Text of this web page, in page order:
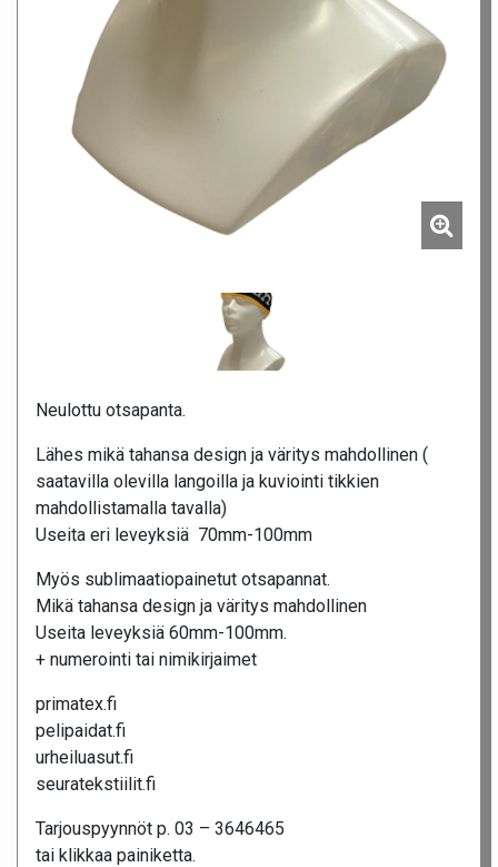
Neulottu otsapanta.
Lähes mikä tahansa design ja väritys mahdollinen (
saatavilla olevilla langoilla ja kuviointi tikkien
mahdollistamalla tavalla)
Useita eri leveyksiä 70mm-100mm
Myös sublimaatiopainetut otsapannat.
Mikä tahansa design ja väritys mahdollinen
Useita leveyksiä 60mm-100mm.
+ numerointi tai nimikirjaimet
primatex.fi
pelipaidat.fi
urheiluasut.fi
seuratekstiilit.fi
Tarjouspyynnöt p. 03 – 3646465
tai klikkaa painiketta.